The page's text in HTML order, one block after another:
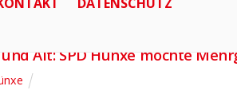
und Alt: SPD Hünxe möchte